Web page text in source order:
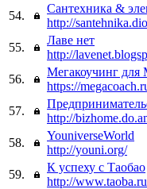
54.
Сантехника &
http://
55.
Лаве нет
http://
56.
Мегакоучинг для
https://
57.
http://
58.
YouniverseWorld
http://youni.org/
59.
К успеху с Таобао
http://